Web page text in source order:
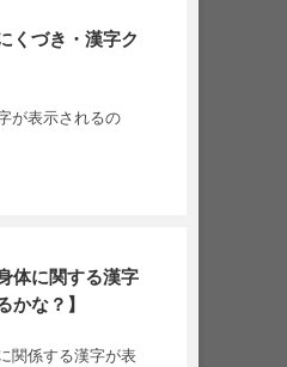
くづき・漢字ク
が表示されるの
体に関する漢字
かな？】
関係する漢字が表